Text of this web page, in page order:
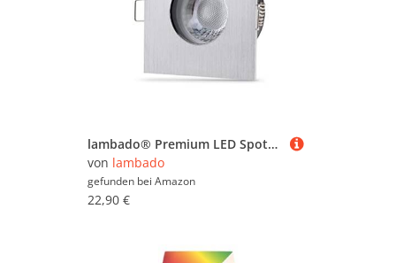
lambado® Premium LED Spots IP65 Flach für Badezimmer in Alu Gebürstet - Moderne Deckenstrahler/Einbaustrahler für Außen inkl. 230V 5W Strahler neutralweiß dimmbar - Hell & Sparsam
von lambado
gefunden bei Amazon
22,90 €